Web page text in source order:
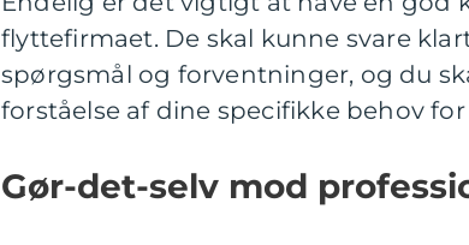
flyttefirmaet. De skal kunne svare
spørgsmål og forventninger, og du
forståelse af dine specifikke behov
Gør-det-selv mod